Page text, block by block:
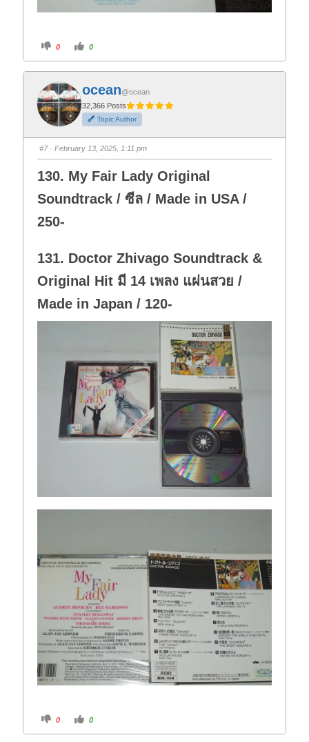
C
i
k
f
o
r
t
h
u
m
d
o
n
.
0
C
i
k
o
r
t
h
u
m
u
p
0
ocean@ocean
32,366 Posts
Topic Author
#7· February 13, 2025, 1:11 pm
130. My Fair Lady Original
Soundtrack / ซีล / Made in USA /
250-
131. Doctor Zhivago Soundtrack &
Original Hit มี 14 เพลง แผ่นสวย /
Made in Japan / 120-
C
i
0
C
i
0